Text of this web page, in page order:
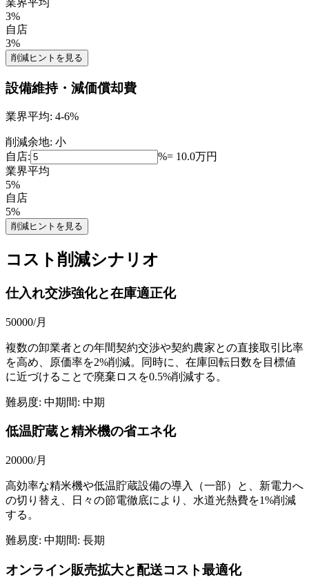
3%
自店
3%
削減ヒントを見る
設備維持・減価償却費
業界平均: 4-6%
削減余地: 小
自店:
%= 10.0万円
業界平均
5%
自店
5%
削減ヒントを見る
コスト削減シナリオ
仕入れ交渉強化と在庫適正化
50000/月
複数の卸業者との年間契約交渉や契約農家との直接取引比率
を高め、原価率を2%削減。同時に、在庫回転日数を目標値
に近づけることで廃棄ロスを0.5%削減する。
難易度: 中期間: 中期
低温貯蔵と精米機の省エネ化
20000/月
高効率な精米機や低温貯蔵設備の導入（一部）と、新電力へ
の切り替え、日々の節電徹底により、水道光熱費を1%削減
する。
難易度: 中期間: 長期
オンライン販売拡大と配送コスト最適化